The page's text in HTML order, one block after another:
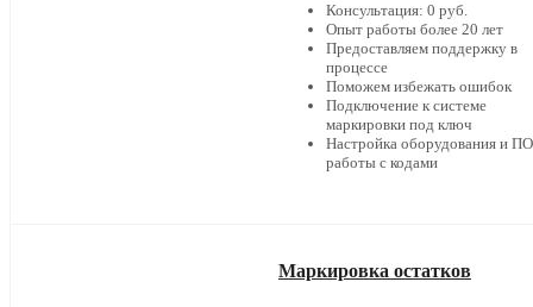
Консультация: 0 руб.
Опыт работы более 20 лет
Предоставляем поддержку в
процессе
Поможем избежать ошибок
Подключение к системе
маркировки под ключ
Настройка оборудования и
работы с кодами
Маркировка остатков